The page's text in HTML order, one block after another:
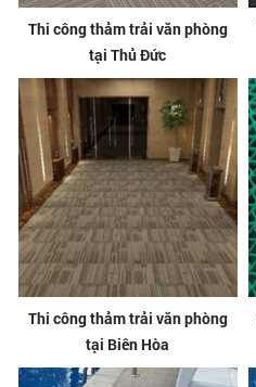
Thi công thảm trải văn phòng
tại Thủ Đức
Thi công thảm trải văn phòng
tại Biên Hòa